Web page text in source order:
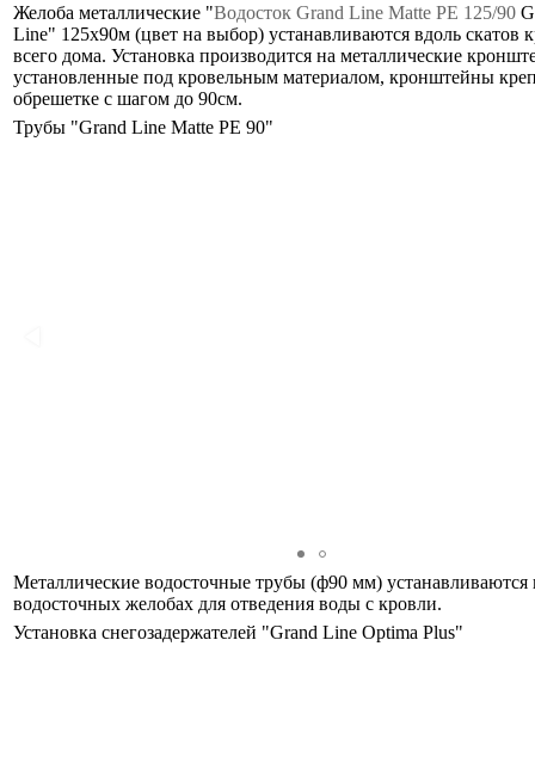
Желоба металлические "Водосток Grand Line Matte PE 125/90
Line" 125х90м (цвет на выбор) устанавливаются вдоль скатов
всего дома. Установка производится на металлические
установленные под кровельным материалом, кронштейны
обрешетке с шагом до 90см.
Трубы "Grand Line Matte PE 90"
Металлические водосточные трубы (ф90 мм) устанавливаются
водосточных желобах для отведения воды с кровли.
Установка снегозадержателей "Grand Line Optima Plus"